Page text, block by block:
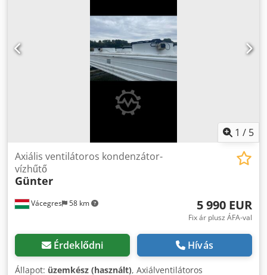
1 / 5
Vácegres 58 km
Axiális ventilátoros kondenzátor-
vízhűtő
Günter
5 990 EUR
Fix ár plusz ÁFA-val
Érdeklődni Hívás
Állapot: üzemkész (használt), Axiálventilátoros